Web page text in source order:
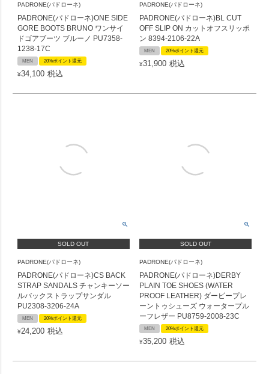
PADRONE(パドローネ)
PADRONE(パドローネ)ONE SIDE
GORE BOOTS BRUNO ワンサイ
ドゴアブーツ ブルーノ PU7358-
1238-17C
MEN 20%ポイント還元
¥34,100 税込
PADRONE(パドローネ)
PADRONE(パドローネ)BL CUT
OFF SLIP ON カットオフスリッポ
ン 8394-2106-22A
MEN 20%ポイント還元
¥31,900 税込
SOLD OUT
PADRONE(パドローネ)
PADRONE(パドローネ)CS BACK
STRAP SANDALS チャンキーソー
ルバックストラップサンダル
PU2308-3206-24A
MEN 20%ポイント還元
¥24,200 税込
SOLD OUT
PADRONE(パドローネ)
PADRONE(パドローネ)DERBY
PLAIN TOE SHOES (WATER
PROOF LEATHER) ダービープレ
ーントゥシューズ ウォータープル
ーフレザー PU8759-2008-23C
MEN 20%ポイント還元
¥35,200 税込